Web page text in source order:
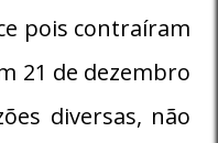
pois contraíram
21 de dezembro
diversas, não